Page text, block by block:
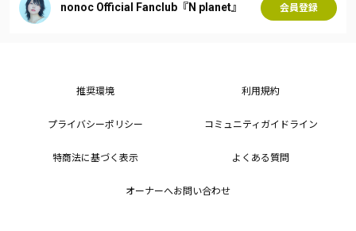
nonoc Official Fanclub『N planet』 会員登録
推奨環境 利用規約
プライバシーポリシー コミュニティガイドライン
特商法に基づく表示 よくある質問
オーナーへお問い合わせ